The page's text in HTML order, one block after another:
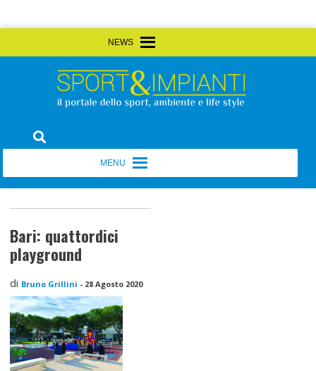
to
Sport&Impianti
Bari: quattordici
playground
di Bruno Grillini - 28 Agosto 2020